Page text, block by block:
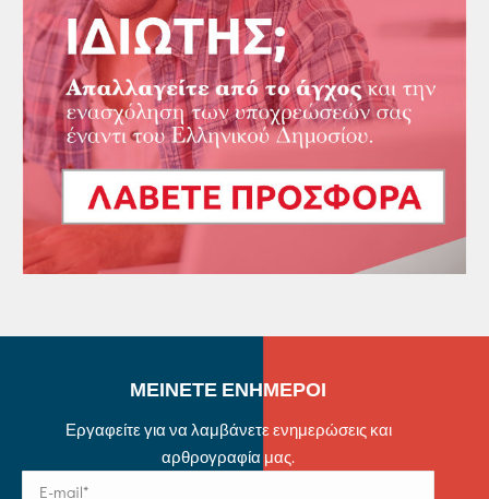
ΜΕΙΝΕΤΕ ΕΝΗΜΕΡΟΙ
Εργαφείτε για να λαμβάνετε ενημερώσεις και
αρθρογραφία μας.